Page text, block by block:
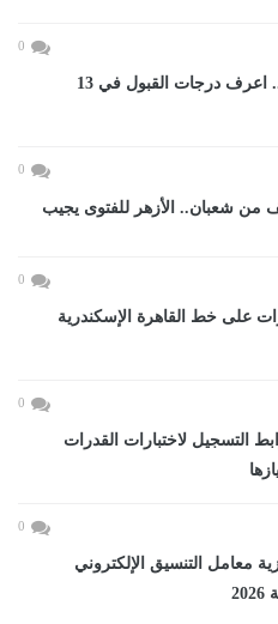
0
تنسيق الثانوى العام 2027.. اعرف درجات القبول في 13
0
من شعبان.. الأزهر للفتوى يجيب
0
على خط القاهرة الإسكندرية
0
الجامعات 2026.. رابط التسجيل لاختبارات القدرات
0
معامل التنسيق الإلكتروني